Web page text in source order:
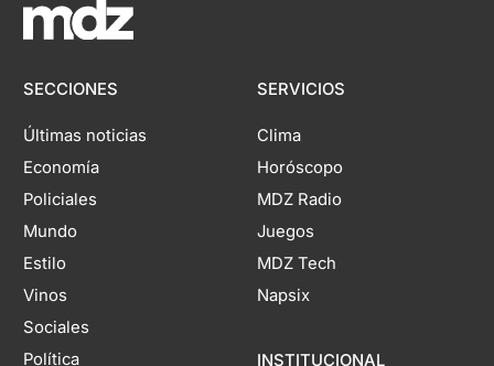
SECCIONES
Últimas noticias
Economía
Policiales
Mundo
Estilo
Vinos
Sociales
Política
SERVICIOS
Clima
Horóscopo
MDZ Radio
Juegos
MDZ Tech
Napsix
INSTITUCIONAL